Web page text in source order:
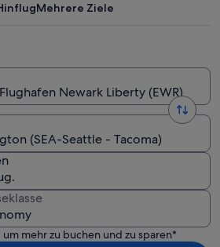
Mehrere Ziele
Newark Liberty (EWR)
(SEA-Seattle - Tacoma)
mehr zu buchen und zu sparen*